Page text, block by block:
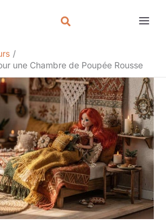
une Chambre de Poupée Rousse